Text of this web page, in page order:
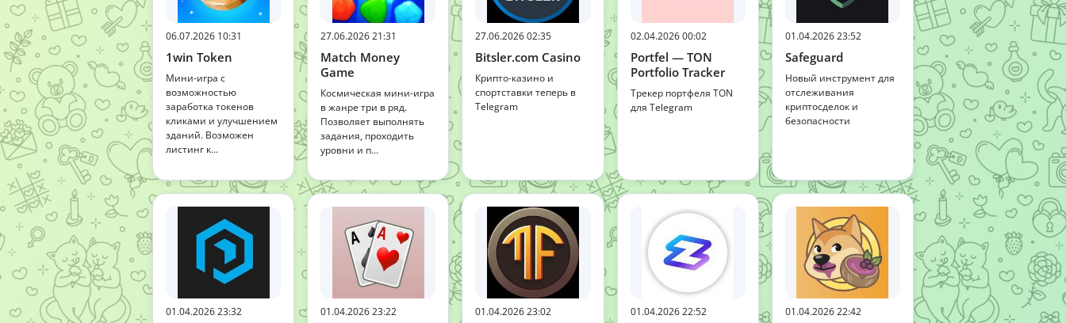
06.07.2026 10:31
1win Token
Мини-игра с
возможностью
заработка токенов
кликами и улучшением
зданий. Возможен
листинг к...
27.06.2026 21:31
Match Money
Game
Космическая мини-игра
в жанре три в ряд.
Позволяет выполнять
задания, проходить
уровни и п...
27.06.2026 02:35
Bitsler.com Casino
Крипто-казино и
спортставки теперь в
Telegram
02.04.2026 00:02
Portfel — TON
Portfolio Tracker
Трекер портфеля TON
для Telegram
01.04.2026 23:52
Safeguard
Новый инструмент для
отслеживания
криптосделок и
безопасности
01.04.2026 23:32 01.04.2026 23:22 01.04.2026 23:02 01.04.2026 22:52 01.04.2026 22:42